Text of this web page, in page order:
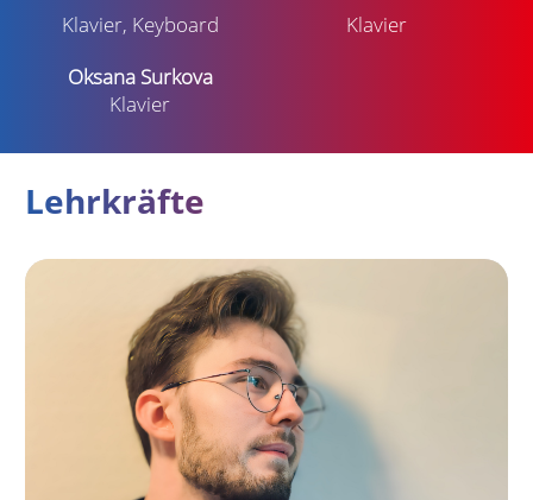
Klavier, Keyboard
Klavier
Oksana Surkova
Klavier
Lehrkräfte